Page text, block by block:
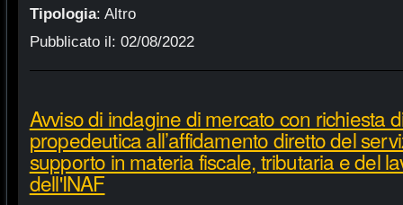
Tipologia: Altro
Pubblicato il: 02/08/2022
Avviso di indagine di mercato con richiesta
propedeutica all’affidamento diretto del
supporto in materia fiscale, tributaria e del
dell'INAF